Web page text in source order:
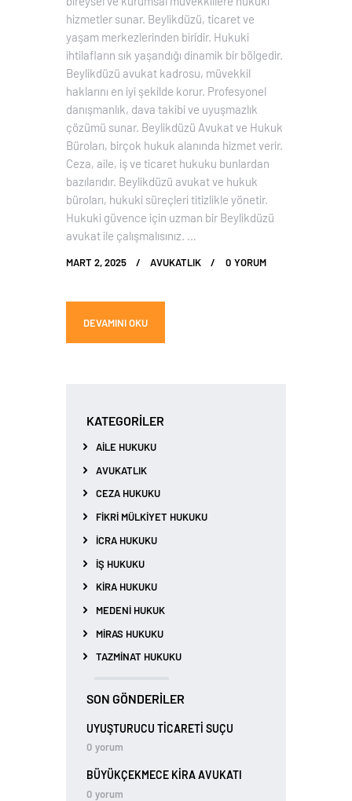
hizmetler sunar. Beylikdüzü, ticaret ve
yaşam merkezlerinden biridir. Hukuki
ihtilafların sık yaşandığı dinamik bir bölgedir.
Beylikdüzü avukat kadrosu, müvekkil
haklarını en iyi şekilde korur. Profesyonel
danışmanlık, dava takibi ve uyuşmazlık
çözümü sunar. Beylikdüzü Avukat ve Hukuk
Büroları, birçok hukuk alanında hizmet verir.
Ceza, aile, iş ve ticaret hukuku bunlardan
bazılarıdır. Beylikdüzü avukat ve hukuk
büroları, hukuki süreçleri titizlikle yönetir.
Hukuki güvence için uzman bir Beylikdüzü
avukat ile çalışmalısınız. …
MART 2, 2025 AVUKATLIK 0 YORUM
DEVAMINI OKU
KATEGORILER
AILE HUKUKU
AVUKATLIK
CEZA HUKUKU
FIKRI MÜLKIYET HUKUKU
İCRA HUKUKU
İŞ HUKUKU
KIRA HUKUKU
MEDENI HUKUK
MIRAS HUKUKU
TAZMINAT HUKUKU
SON GÖNDERILER
UYUŞTURUCU TİCARETİ SUÇU
0 yorum
BÜYÜKÇEKMECE KIRA AVUKATI
0 yorum